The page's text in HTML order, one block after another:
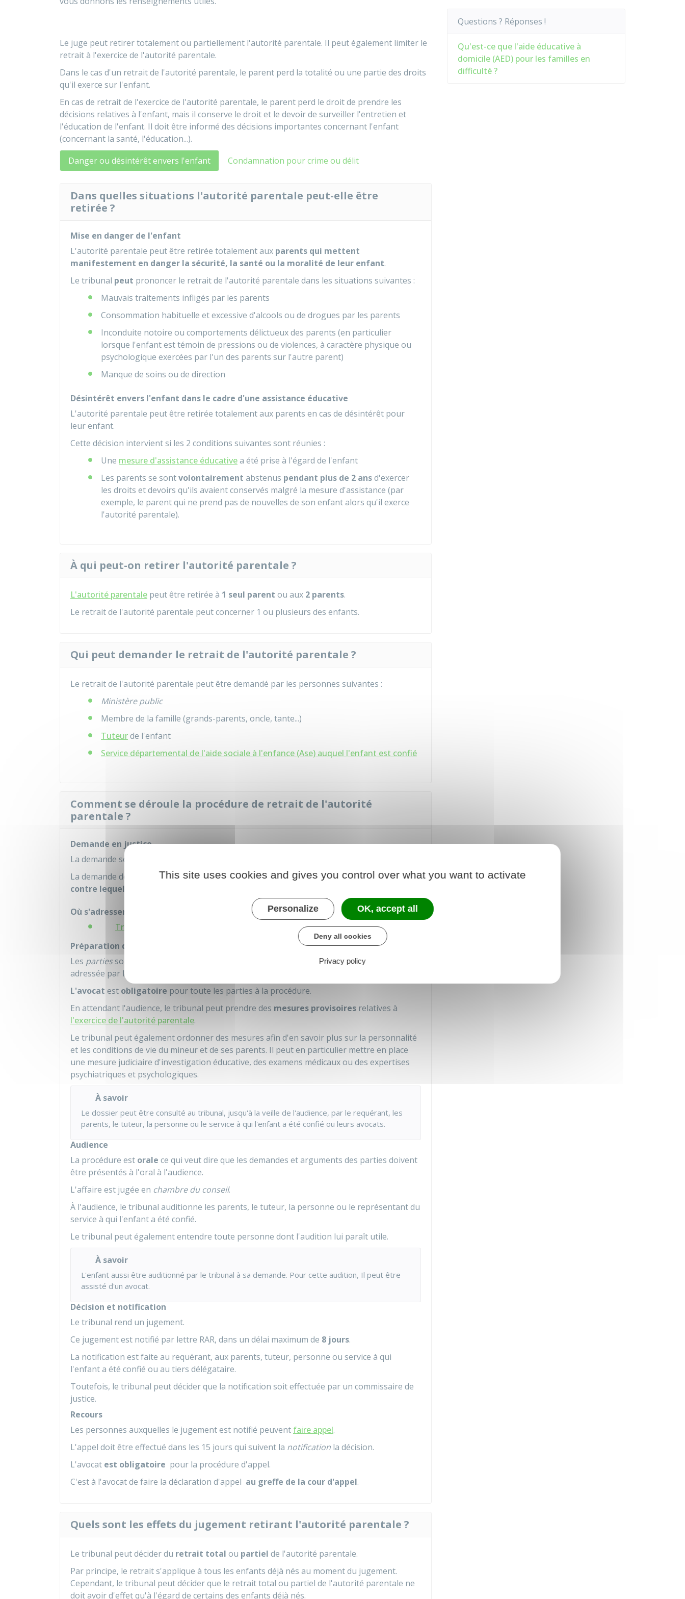
Le juge peut retirer totalement ou partiellement l'autorité parentale. Il peut également limiter le
retrait à l'exercice de l'autorité parentale.
Dans le cas d'un retrait de l'autorité parentale, le parent perd la totalité ou une partie des droits
qu'il exerce sur l'enfant.
En cas de retrait de l'exercice de l'autorité parentale, le parent perd le droit de prendre les
décisions relatives à l'enfant, mais il conserve le droit et le devoir de surveiller l'entretien et
l'éducation de l'enfant. Il doit être informé des décisions importantes concernant l'enfant
(concernant la santé, l'éducation...).
Danger ou désintérêt envers l'enfant
Condamnation pour crime ou délit
Dans quelles situations l'autorité parentale peut-elle être
retirée ?
Mise en danger de l'enfant
L'autorité parentale peut être retirée totalement aux parents qui mettent
manifestement en danger la sécurité, la santé ou la moralité de leur enfant.
Le tribunal peut prononcer le retrait de l'autorité parentale dans les situations suivantes :
Mauvais traitements infligés par les parents
Consommation habituelle et excessive d'alcools ou de drogues par les parents
Inconduite notoire ou comportements délictueux des parents (en particulier
lorsque l'enfant est témoin de pressions ou de violences, à caractère physique ou
psychologique exercées par l'un des parents sur l'autre parent)
Manque de soins ou de direction
Désintérêt envers l'enfant dans le cadre d'une assistance éducative
L'autorité parentale peut être retirée totalement aux parents en cas de désintérêt pour
leur enfant.
Cette décision intervient si les 2 conditions suivantes sont réunies :
Une mesure d'assistance éducativea été prise à l'égard de l'enfant
Les parents se sontvolontairement abstenus pendant plus de 2 ansd'exercer
les droits et devoirs qu'ils avaient conservés malgré la mesure d'assistance (par
exemple, le parent qui ne prend pas de nouvelles de son enfant alors qu'il exerce
l'autorité parentale).
À qui peut-on retirer l'autorité parentale ?
L'autorité parentale peut être retirée à 1 seul parent ou aux 2 parents.
Le retrait de l'autorité parentale peut concerner 1 ou plusieurs des enfants.
Qui peut demander le retrait de l'autorité parentale ?
Le retrait de l'autorité parentale peut être demandé par les personnes suivantes :
Ministère public
Membre de la famille (grands-parents, oncle, tante...)
Tuteurde l'enfant
Service départemental de l'aide sociale à l'enfance (Ase) auquel l'enfant est confié
Comment se déroule la procédure de retrait de l'autorité
parentale ?
Demande en justice
La demande se présente sous la forme d'une
La demande doit être déposée ou adressée autribunal du lieu de résidence du parent
contre lequel l'action est exercée
Où s'adresser ?
Tribunal judiciaire
Préparation du dossier et convocation
Les partiessont convoquées au moins
. La convocation est
adressée par lettre
L'avocat est obligatoire pour toute les parties à la procédure.
En attendant l'audience, le tribunal peut prendre des mesures provisoires relatives à
l'exercice de l'autorité parentale.
Le tribunal peut également ordonner des mesures afin d'en savoir plus sur la personnalité
et les conditions de vie du mineur et de ses parents. Il peut en particulier mettre en place
une mesure judiciaire d'investigation éducative, des examens médicaux ou des expertises
psychiatriques et psychologiques.
À savoir
Le dossier peut être consulté au tribunal, jusqu'à la veille de l'audience, par le requérant, les
parents, le tuteur, la personne ou le service à qui l'enfant a été confié ou leurs avocats.
Audience
La procédure est orale ce qui veut dire que les demandes et arguments des parties doivent
être présentés à l'oral à l'audience.
L'affaire est jugée en chambre du conseil.
À l'audience, le tribunal auditionne les parents, le tuteur, la personne ou le représentant du
service à qui l'enfant a été confié.
Le tribunal peut également entendre toute personne dont l'audition lui paraît utile.
À savoir
L'enfant aussi être auditionné par le tribunal à sa demande. Pour cette audition, Il peut être
assisté d'un avocat.
Décision et notification
Le tribunal rend un jugement.
Ce jugement est notifié par lettre RAR, dans un délai maximum de 8 jours.
La notification est faite au requérant, aux parents, tuteur, personne ou service à qui
l'enfant a été confié ou au tiers délégataire.
Toutefois, le tribunal peut décider que la notification soit effectuée par un commissaire de
justice.
Recours
Les personnes auxquelles le jugement est notifié peuvent faire appel.
L'appel doit être effectué dans les 15 jours qui suivent la notification la décision.
L'avocat est obligatoire pour la procédure d'appel.
C'est à l'avocat de faire la déclaration d'appel au greffe de la cour d'appel.
Quels sont les effets du jugement retirant l'autorité parentale ?
Le tribunal peut décider du retrait total ou partiel de l'autorité parentale.
Par principe, le retrait s'applique à tous les enfants déjà nés au moment du jugement.
Cependant, le tribunal peut décider que le retrait total ou partiel de l'autorité parentale ne
doit avoir d'effet qu'à l'égard de certains des enfants déjà nés.
Questions ? Réponses !
Qu'est-ce que l'aide éducative à
domicile (AED) pour les familles en
difficulté ?
This site uses cookies and gives you control over what you want to activate
Personalize OK, accept all
Deny all cookies
Privacy policy